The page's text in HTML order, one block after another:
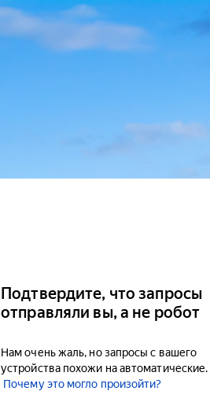
Подтвердите, что запросы
отправляли вы, а не робот
Нам очень жаль, но запросы с вашего
устройства похожи на автоматические.
Почему это могло произойти?